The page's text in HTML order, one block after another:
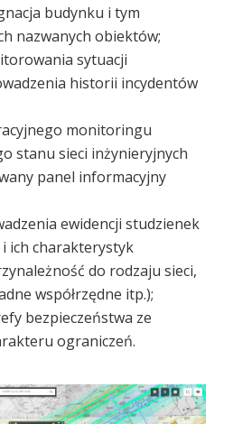
budynku i tym
nazwanych obiektów;
sytuacji
historii incydentów
monitoringu
stanu sieci inżynieryjnych
panel informacyjny
ewidencji studzienek
ich charakterystyk
do rodzaju sieci,
współrzędne itp.);
bezpieczeństwa ze
ograniczeń.